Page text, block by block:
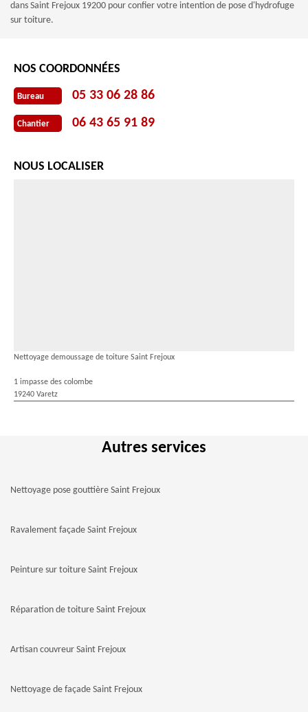
dans Saint Frejoux 19200 pour confier votre intention de pose d'hydrofuge
sur toiture.
NOS COORDONNÉES
Bureau 05 33 06 28 86
Chantier 06 43 65 91 89
NOUS LOCALISER
Nettoyage demoussage de toiture Saint Frejoux
1 impasse des colombe
19240 Varetz
Autres services
Nettoyage pose gouttière Saint Frejoux
Ravalement façade Saint Frejoux
Peinture sur toiture Saint Frejoux
Réparation de toiture Saint Frejoux
Artisan couvreur Saint Frejoux
Nettoyage de façade Saint Frejoux